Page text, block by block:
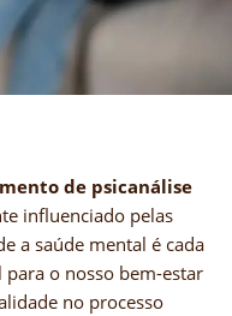
de psicanálise
influenciado pelas
a saúde mental é cada
para o nosso bem-estar
no processo